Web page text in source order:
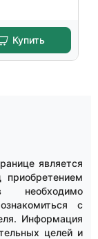
Купить
является
необходимо
с
Информация
целей и